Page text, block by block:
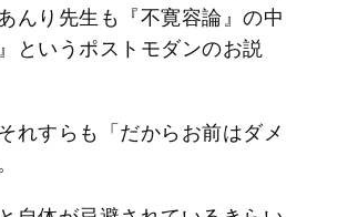
んり先生も『不寛容論』の中
というポストモダンのお説
れすらも「だからお前はダメ